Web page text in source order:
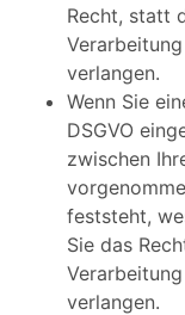
Recht, statt
verlangen.
Wenn Sie
DSGVO
zwischen
feststeht,
Sie das
verlangen.